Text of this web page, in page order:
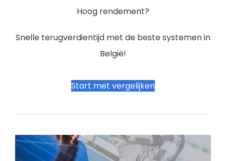
Hoog rendement?
Snelle terugverdientijd met de beste systemen in
België!
Start met vergelijken